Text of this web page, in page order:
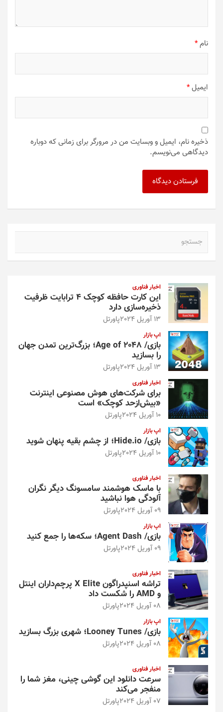
نام*
ایمیل*
ذخیره نام، ایمیل و وبسایت من در مرورگر برای زمانی که دوباره
دیدگاهی می‌نویسم.
اخبار فناوری
این کارت حافظه کوچک ۴ ترابایت ظرفیت
ذخیره‌سازی دارد
13 آوریل 2024 پاورتل
اپ بازار
بازی/ Age of 2048؛ بزرگ‌ترین تمدن جهان
را بسازید
13 آوریل 2024 پاورتل
اخبار فناوری
برای شرکت‌های هوش مصنوعی اینترنت
«بیش‌از‌حد کوچک» است
10 آوریل 2024 پاورتل
اپ بازار
بازی/ Hide.io؛ از چشم بقیه پنهان شوید
10 آوریل 2024 پاورتل
اخبار فناوری
با ماسک هوشمند سامسونگ دیگر نگران
آلودگی هوا نباشید
09 آوریل 2024 پاورتل
اپ بازار
بازی/ Agent Dash؛ سکه‌ها را جمع کنید
09 آوریل 2024 پاورتل
اخبار فناوری
تراشه اسنپدراگون X Elite پرچم‌داران اینتل
و AMD را شکست داد
08 آوریل 2024 پاورتل
اپ بازار
بازی/ Looney Tunes؛ شهری بزرگ بسازید
08 آوریل 2024 پاورتل
اخبار فناوری
سرعت دانلود این گوشی چینی، مغز شما را
منفجر می‌کند
07 آوریل 2024 پاورتل